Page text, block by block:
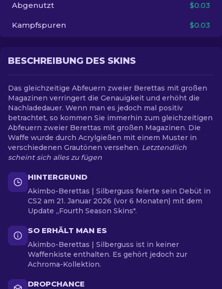
Abgenutzt $0.03
Kampfspuren $0.03
BESCHREIBUNG DES SKINS
Das gleichzeitige Abfeuern zweier Berettas mit großen
Magazinen verringert die Genauigkeit und erhöht die
Nachladedauer. Wenn man es jedoch mal positiv
betrachtet, so kommen Sie immerhin zum gleichzeitigen
Abfeuern zweier Berettas mit großen Magazinen. Die
Waffe wurde durch Acrylgießen mit einem Muster in
verschiedenen Grautönen versehen. Letztendlich
scheint sich alles zu fügen
HINTERGRUND
Akimbo-Berettas | Silberguss feierte sein Debüt in
CS2 am 21. Januar 2026 (vor 6 Monaten) mit dem
Update „Fourth Season Skins".
SO ERHÄLT MAN ES
Akimbo-Berettas | Silberguss ist in keiner
Waffenkiste enthalten. Es gehört jedoch zur
Achroma-Kollektion.
DROPCHANCE